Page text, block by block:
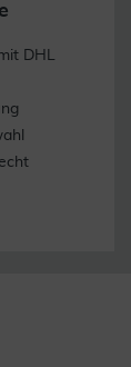
DHL